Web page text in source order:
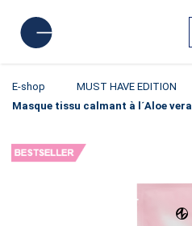
E-shop MUST HAVE EDITION
Masque tissu calmant à l´Aloe vera